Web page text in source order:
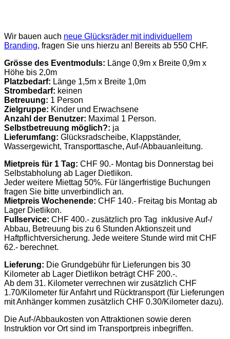
Wir bauen auch neue Glücksräder mit individuellem
Branding, fragen Sie uns hierzu an! Bereits ab 550 CHF.
Grösse des Eventmoduls: Länge 0,9m x Breite 0,9m x
Höhe bis 2,0m
Platzbedarf: Länge 1,5m x Breite 1,0m
Strombedarf: keinen
Betreuung: 1 Person
Zielgruppe: Kinder und Erwachsene
Anzahl der Benutzer: Maximal 1 Person.
Selbstbetreuung möglich?: ja
Lieferumfang: Glücksradscheibe, Klappständer,
Wassergewicht, Transporttasche, Auf-/Abbauanleitung.
Mietpreis für 1 Tag: CHF 90.- Montag bis Donnerstag bei
Selbstabholung ab Lager Dietlikon.
Jeder weitere Miettag 50%. Für längerfristige Buchungen
fragen Sie bitte unverbindlich an.
Mietpreis Wochenende: CHF 140.- Freitag bis Montag ab
Lager Dietlikon.
Fullservice: CHF 400.- zusätzlich pro Tag inklusive Auf-/
Abbau, Betreuung bis zu 6 Stunden Aktionszeit und
Haftpflichtversicherung. Jede weitere Stunde wird mit CHF
62.- berechnet.
Lieferung: Die Grundgebühr für Lieferungen bis 30
Kilometer ab Lager Dietlikon beträgt CHF 200.-.
Ab dem 31. Kilometer verrechnen wir zusätzlich CHF
1.70/Kilometer für Anfahrt und Rücktransport (für Lieferungen
mit Anhänger kommen zusätzlich CHF 0.30/Kilometer dazu).
Die Auf-/Abbaukosten von Attraktionen sowie deren
Instruktion vor Ort sind im Transportpreis inbegriffen.